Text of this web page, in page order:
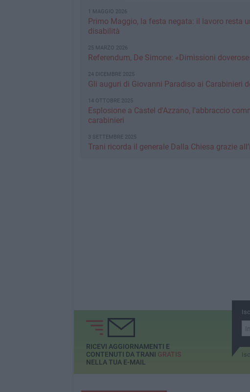
1 MAGGIO 2026
Primo Maggio, la festa negata: il lavoro resta
disabilità
25 MARZO 2026
Referendum, De Simone: «Dimissioni
24 DICEMBRE 2025
Gli auguri di Giovanni Paradiso ai Carabinieri
14 OTTOBRE 2025
Esplosione a Castel d'Azzano, l'abbraccio
carabinieri
3 SETTEMBRE 2025
Trani ricorda il generale Dalla Chiesa grazie
RICEVI AGGIORNAMENTI E
CONTENUTI DA TRANI GRATIS
NELLA TUA E-MAIL